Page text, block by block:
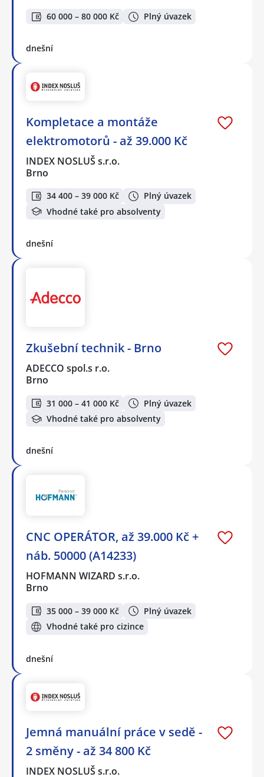
60 000 – 80 000 Kč Plný úvazek
dnešní
Kompletace a montáže
elektromotorů - až 39.000 Kč
INDEX NOSLUŠ s.r.o.
Brno
34 400 – 39 000 Kč
Plný úvazek
Vhodné také pro absolventy
dnešní
Zkušební technik - Brno
ADECCO spol.s r.o.
Brno
31 000 – 41 000 Kč
Plný úvazek
Vhodné také pro absolventy
dnešní
CNC OPERÁTOR, až 39.000 Kč +
náb. 50000 (A14233)
HOFMANN WIZARD s.r.o.
Brno
35 000 – 39 000 Kč
Plný úvazek
Vhodné také pro cizince
dnešní
Jemná manuální práce v sedě -
2 směny - až 34 800 Kč
INDEX NOSLUŠ s.r.o.